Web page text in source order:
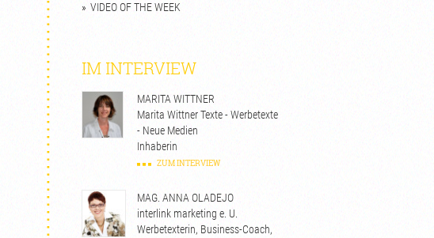
VIDEO OF THE WEEK
IM INTERVIEW
MARITA WITTNER
Marita Wittner Texte - Werbetexte
- Neue Medien
Inhaberin
ZUM INTERVIEW
MAG. ANNA OLADEJO
interlink marketing e. U.
Werbetexterin, Business-Coach,